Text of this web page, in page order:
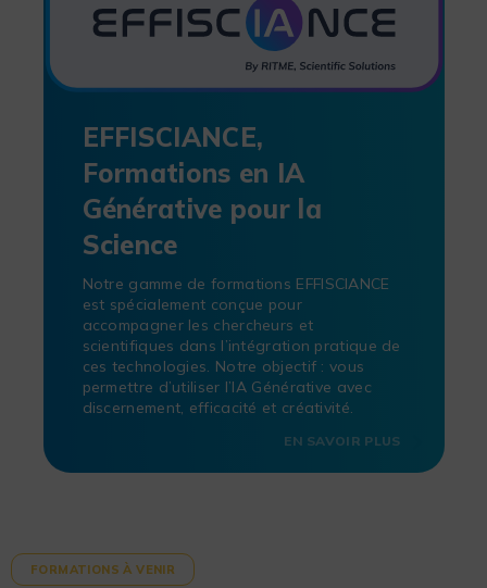
EFFISCIANCE,
Formations en IA
Générative pour la
Science
Notre gamme de formations EFFISCIANCE
est spécialement conçue pour
accompagner les chercheurs et
scientifiques dans l’intégration pratique de
ces technologies. Notre objectif : vous
permettre d’utiliser l’IA Générative avec
discernement, efficacité et créativité.
EN SAVOIR PLUS
FORMATIONS À VENIR